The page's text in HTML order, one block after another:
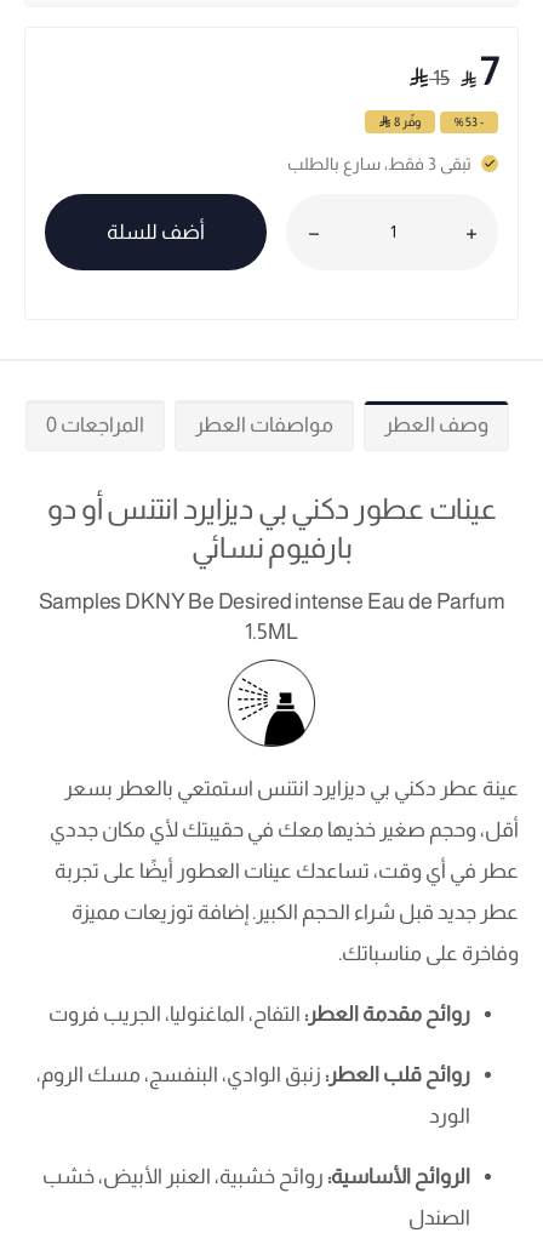
7
15
- 53 % وفّر 8
تبقى 3 فقط، سارع بالطلب
أضف للسلة
وصف العطر مواصفات العطر المراجعات 0
عينات عطور دكني بي ديزايرد انتنس أو دو
بارفيوم نسائي
Samples DKNY Be Desired intense Eau de Parfum
1.5ML
عينة عطر دكني بي ديزايرد انتنس استمتعي بالعطر بسعر
أقل، وحجم صغير خذيها معك في حقيبتك لأي مكان جددي
عطر في أي وقت، تساعدك عينات العطور أيضًا على تجربة
عطر جديد قبل شراء الحجم الكبير. إضافة توزيعات مميزة
وفاخرة على مناسباتك.
روائح مقدمة العطر: التفاح، الماغنوليا، الجريب فروت
روائح قلب العطر: زنبق الوادي، البنفسج، مسك الروم،
الورد
الروائح الأساسية: روائح خشبية، العنبر الأبيض، خشب
الصندل